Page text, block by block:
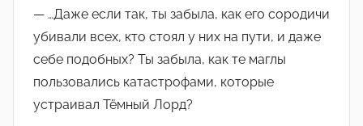
— …Даже если так, ты забыла, как его сородичи
убивали всех, кто стоял у них на пути, и даже
себе подобных? Ты забыла, как те маглы
пользовались катастрофами, которые
устраивал Тёмный Лорд?